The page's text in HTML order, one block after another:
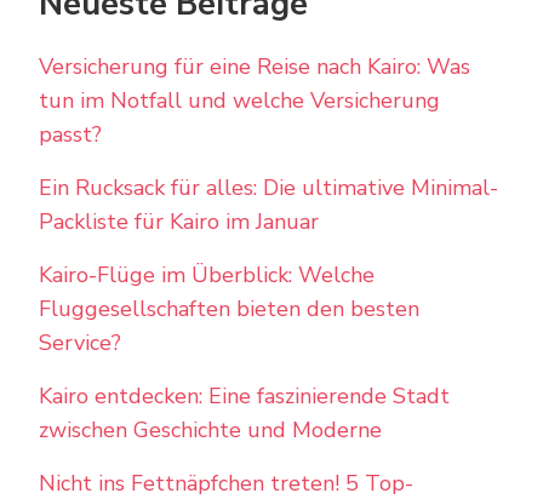
Versicherung für eine Reise nach Kairo: Was
tun im Notfall und welche Versicherung
passt?
Ein Rucksack für alles: Die ultimative Minimal-
Packliste für Kairo im Januar
Kairo-Flüge im Überblick: Welche
Fluggesellschaften bieten den besten
Service?
Kairo entdecken: Eine faszinierende Stadt
zwischen Geschichte und Moderne
Nicht ins Fettnäpfchen treten! 5 Top-